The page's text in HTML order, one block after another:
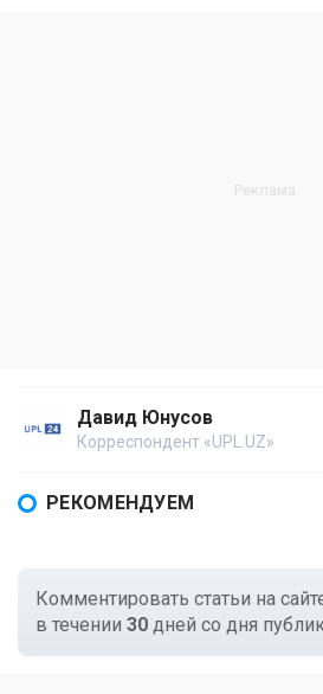
Давид Юнусов
Корреспондент «UPL.UZ»
РЕКОМЕНДУЕМ
Комментировать статьи на
в течении 30 дней со дня